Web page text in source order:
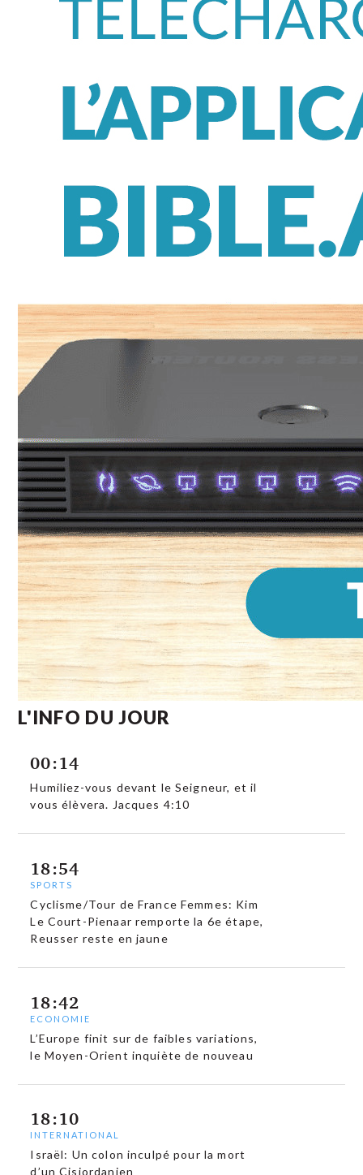
L'INFO DU JOUR
00:14
Humiliez-vous devant le Seigneur, et il
vous élèvera. Jacques 4:10
18:54
SPORTS
Cyclisme/Tour de France Femmes: Kim
Le Court-Pienaar remporte la 6e étape,
Reusser reste en jaune
18:42
ECONOMIE
L’Europe finit sur de faibles variations,
le Moyen-Orient inquiète de nouveau
18:10
INTERNATIONAL
Israël: Un colon inculpé pour la mort
d’un Cisjordanien